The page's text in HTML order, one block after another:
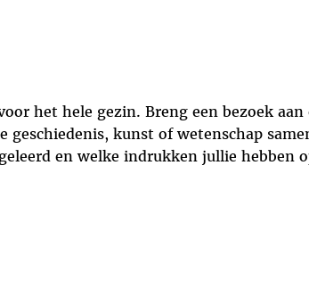
het hele gezin. Breng een bezoek
geschiedenis, kunst of wetenschap
en welke indrukken jullie hebben